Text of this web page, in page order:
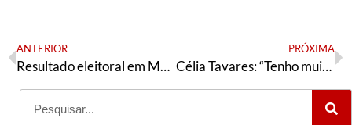
ANTERIOR
Resultado eleitoral em Mundo Novo (MS)
PRÓXIMA
Célia Tavares: “Tenho muito orgulho do papel que cumpri”